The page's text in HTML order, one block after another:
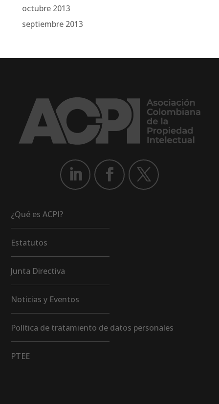
octubre 2013
septiembre 2013
¿Qué es ACPI?
Estatutos
Junta Directiva
Noticias y Eventos
Política de tratamiento de datos personales
PTEE